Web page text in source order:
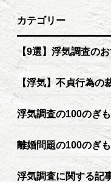
カテゴリー
【9選】浮気調査の
【浮気】不貞行為の
浮気調査の100のぎ
離婚問題の100のぎ
浮気調査に関する記